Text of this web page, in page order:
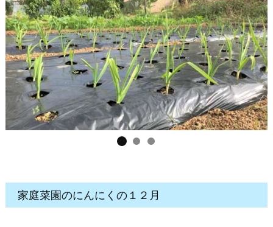
家庭菜園のにんにくの１２月